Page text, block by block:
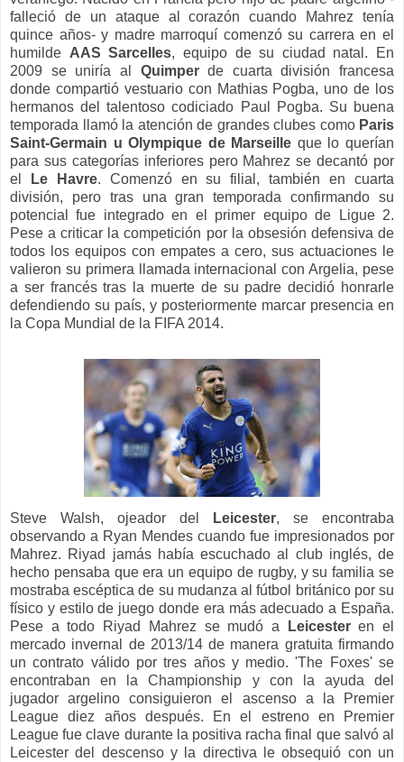
falleció de un ataque al corazón cuando Mahrez tenía
quince años- y madre marroquí comenzó su carrera en el
humilde AAS Sarcelles, equipo de su ciudad natal. En
2009 se uniría al Quimperde cuarta división francesa
donde compartió vestuario con Mathias Pogba, uno de los
hermanos del talentoso codiciado Paul Pogba. Su buena
temporada llamó la atención de grandes clubes como Paris
Saint-Germain u Olympique de Marseille que lo querían
para sus categorías inferiores pero Mahrez se decantó por
el
Le Havre. Comenzó en su filial, también en cuarta
división, pero tras una gran temporada confirmando su
potencial fue integrado en el primer equipo de Ligue 2.
Pese a criticar la competición por la obsesión defensiva de
todos los equipos con empates a cero, sus actuaciones le
valieron su primera llamada internacional con Argelia, pese
a ser francés tras la muerte de su padre decidió honrarle
defendiendo su país, y posteriormente marcar presencia en
la Copa Mundial de la FIFA 2014.
Steve Walsh, ojeador del Leicester, se encontraba
observando a Ryan Mendes cuando fue impresionados por
Mahrez. Riyad jamás había escuchado al club inglés, de
hecho pensaba que era un equipo de rugby, y su familia se
mostraba escéptica de su mudanza al fútbol británico por su
físico y estilo de juego donde era más adecuado a España.
Pese a todo Riyad Mahrez se mudó a
Leicesteren el
mercado invernal de 2013/14 de manera gratuita firmando
un contrato válido por tres años y medio. 'The Foxes' se
encontraban en la Championship y con la ayuda del
jugador argelino consiguieron el ascenso a la Premier
League diez años después. En el estreno en Premier
League fue clave durante la positiva racha final que salvó al
Leicester del descenso y la directiva le obsequió con un